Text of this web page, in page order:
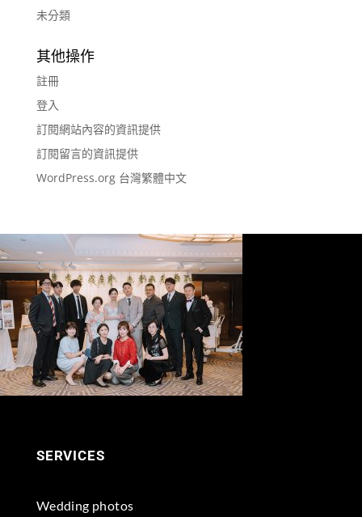
未分類
其他操作
註冊
登入
訂閱網站內容的資訊提供
訂閱留言的資訊提供
WordPress.org 台灣繁體中文
SERVICES
Wedding photos